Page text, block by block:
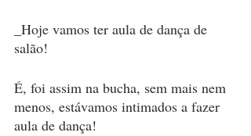
_Hoje vamos ter aula de dança de
salão!
É, foi assim na bucha, sem mais nem
menos, estávamos intimados a fazer
aula de dança!